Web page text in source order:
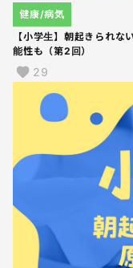
【小学生】朝起きられ
能性も（第2回）
健康/病気
29